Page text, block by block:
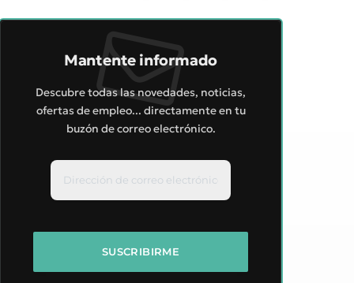
Mantente informado
Descubre todas las novedades, noticias,
ofertas de empleo... directamente en tu
buzón de correo electrónico.